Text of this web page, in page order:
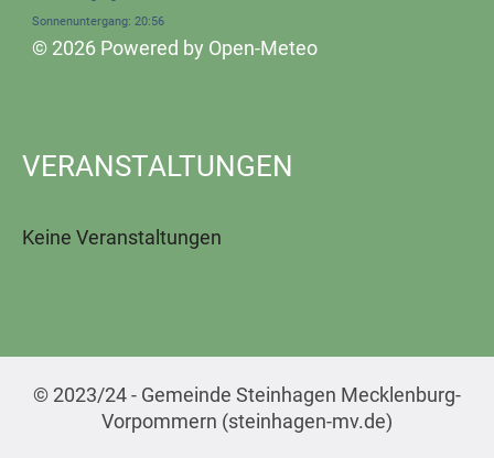
Sonnenuntergang: 20:56
© 2026 Powered by Open-Meteo
VERANSTALTUNGEN
Keine Veranstaltungen
© 2023/24 - Gemeinde Steinhagen Mecklenburg-
Vorpommern (steinhagen-mv.de)